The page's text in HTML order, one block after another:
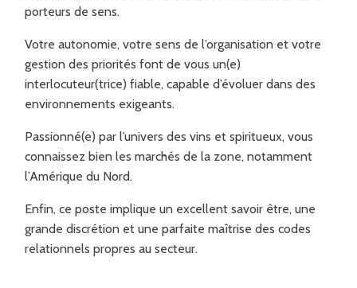
porteurs de sens.
Votre autonomie, votre sens de l’organisation et votre
gestion des priorités font de vous un(e)
interlocuteur(trice) fiable, capable d’évoluer dans des
environnements exigeants.
Passionné(e) par l’univers des vins et spiritueux, vous
connaissez bien les marchés de la zone, notamment
l’Amérique du Nord.
Enfin, ce poste implique un excellent savoir être, une
grande discrétion et une parfaite maîtrise des codes
relationnels propres au secteur.